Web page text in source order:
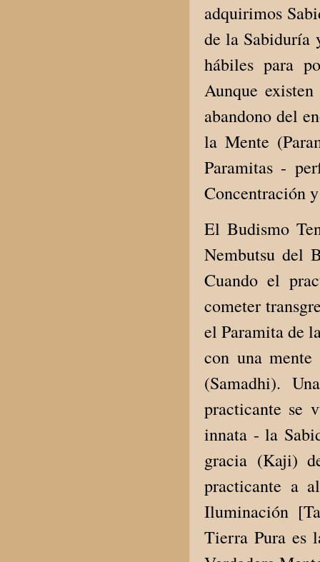
adquirimos
de la Sabiduría
hábiles para
Aunque
abandono del
la Mente
Paramitas -
Concentración
El Budismo
Nembutsu del
Cuando el
cometer
el Paramita de
con una mente
(Samadhi).
practicante se
innata - la
gracia (Kaji)
practicante a
Iluminación
Tierra Pura es